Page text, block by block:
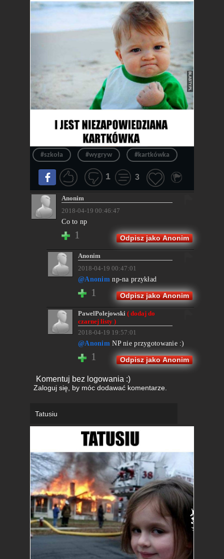
#szkoła #wygryw #kartkówka
1 3
Anonim
2018-04-19 00:46:47
Co to np
1 Odpisz jako Anonim
Anonim
2018-04-19 00:47:01
@Anonim np-na przykład
1 Odpisz jako Anonim
PawelPolejowski( dodaj do
czarnej listy )
2018-04-19 19:57:01
@Anonim NP nie przygotowanie :)
1 Odpisz jako Anonim
Komentuj bez logowania :)
Zaloguj się, by móc dodawać komentarze.
Tatusiu